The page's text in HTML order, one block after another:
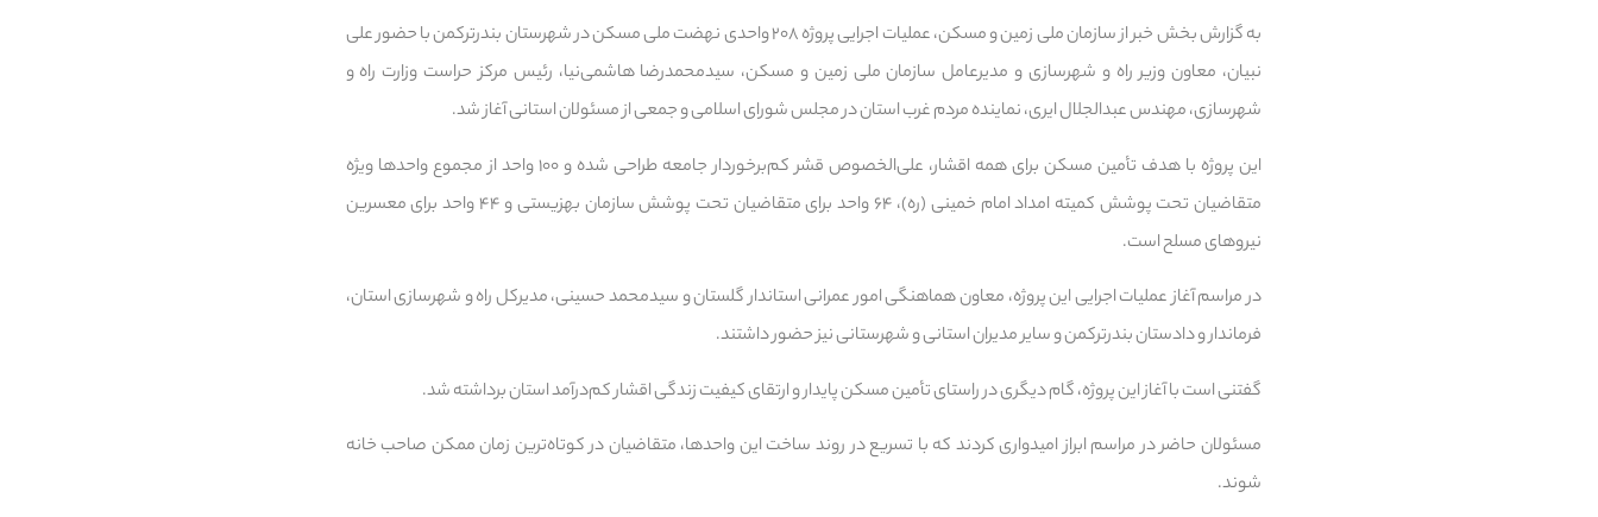
به گزارش بخش خبر از سازمان ملی زمین و مسکن، عملیات اجرایی پروژه ۲۰۸ واحدی نهضت ملی مسکن در شهرستان بندرترکمن با حضور علی
نبیان، معاون وزیر راه و شهرسازی و مدیرعامل سازمان ملی زمین و مسکن، سیدمحمدرضا هاشمی‌نیا، رئیس مرکز حراست وزارت راه و
شهرسازی، مهندس عبدالجلال ایری، نماینده مردم غرب استان در مجلس شورای اسلامی و جمعی از مسئولان استانی آغاز شد.
این پروژه با هدف تأمین مسکن برای همه اقشار، علی‌الخصوص قشر کم‌برخوردار جامعه طراحی شده و ۱۰۰ واحد از مجموع واحدها ویژه
متقاضیان تحت پوشش کمیته امداد امام خمینی (ره)، ۶۴ واحد برای متقاضیان تحت پوشش سازمان بهزیستی و ۴۴ واحد برای معسرین
نیروهای مسلح است.
در مراسم آغاز عملیات اجرایی این پروژه، معاون هماهنگی امور عمرانی استاندار گلستان و سیدمحمد حسینی، مدیرکل راه و شهرسازی استان،
فرماندار و دادستان بندرترکمن و سایر مدیران استانی و شهرستانی نیز حضور داشتند.
گفتنی است با آغاز این پروژه، گام دیگری در راستای تأمین مسکن پایدار و ارتقای کیفیت زندگی اقشار کم‌درآمد استان برداشته شد.
مسئولان حاضر در مراسم ابراز امیدواری کردند که با تسریع در روند ساخت این واحدها، متقاضیان در کوتاه‌ترین زمان ممکن صاحب خانه
شوند.